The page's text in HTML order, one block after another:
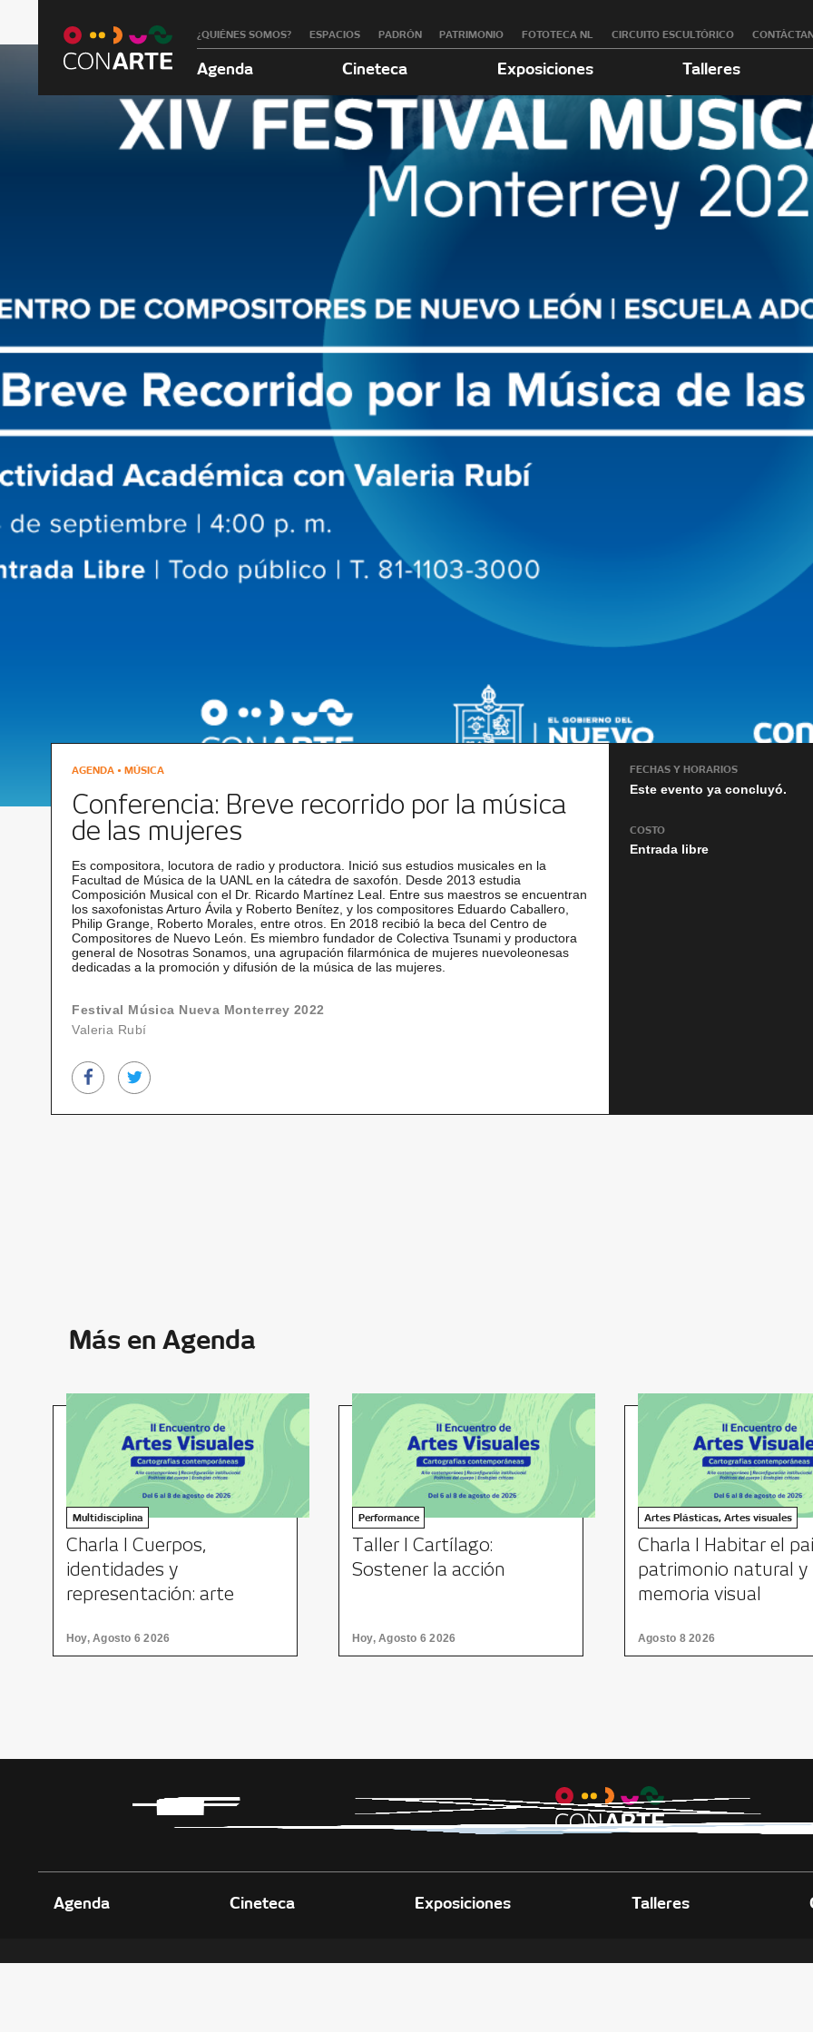
¿QUIÉNES SOMOS? ESPACIOS PADRÓN PATRIMONIO FOTOTECA NL CIRCUITO ESCULTÓRICO
Agenda Cineteca Exposiciones Talleres
AGENDA • MÚSICA
Conferencia: Breve recorrido por la música
de las mujeres
Es compositora, locutora de radio y productora. Inició sus estudios musicales en la
Facultad de Música de la UANL en la cátedra de saxofón. Desde 2013 estudia
Composición Musical con el Dr. Ricardo Martínez Leal. Entre sus maestros se encuentran
los saxofonistas Arturo Ávila y Roberto Benítez, y los compositores Eduardo Caballero,
Philip Grange, Roberto Morales, entre otros. En 2018 recibió la beca del Centro de
Compositores de Nuevo León. Es miembro fundador de Colectiva Tsunami y productora
general de Nosotras Sonamos, una agrupación filarmónica de mujeres nuevoleonesas
dedicadas a la promoción y difusión de la música de las mujeres.
Festival Música Nueva Monterrey 2022
Valeria Rubí
FECHAS Y HORARIOS
Este evento ya concluyó.
COSTO
Entrada libre
Más en Agenda
Multidisciplina
Charla I Cuerpos,
identidades y
representación: arte
diversidad
Hoy, Agosto 6 2026
Performance
Taller I Cartílago:
Sostener la acción
Hoy, Agosto 6 2026
Artes Plásticas, Artes visuales
Charla I Habitar el
patrimonio natural y
memoria visual
Agosto 8 2026
Agenda Cineteca Exposiciones Talleres